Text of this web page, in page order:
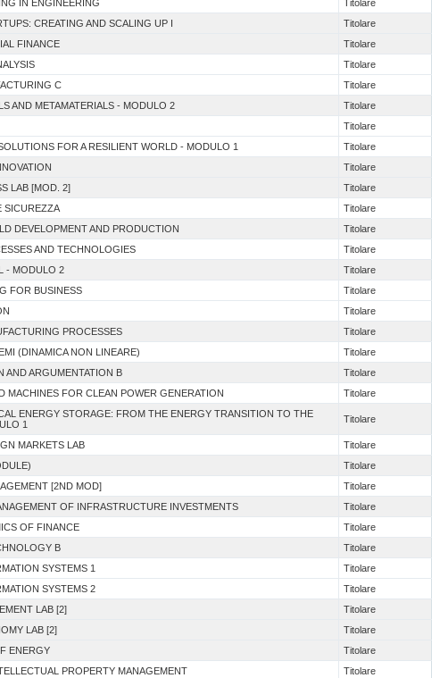
IN ENGINEERING Titolare
CREATING AND SCALING UP I
Titolare
FINANCE
Titolare
Titolare
C
Titolare
AND METAMATERIALS - MODULO 2 Titolare
Titolare
FOR A RESILIENT WORLD - MODULO 1
Titolare
Titolare
LAB [MOD. 2]
Titolare
SICUREZZA
Titolare
DEVELOPMENT AND PRODUCTION
Titolare
AND TECHNOLOGIES
Titolare
- MODULO 2 Titolare
FOR BUSINESS
Titolare
Titolare
PROCESSES
Titolare
(DINAMICA NON LINEARE)
Titolare
AND ARGUMENTATION B
Titolare
MACHINES FOR CLEAN POWER GENERATION Titolare
ENERGY STORAGE: FROM THE ENERGY TRANSITION TO THE
1
Titolare
MARKETS LAB
Titolare
Titolare
[2ND MOD]
Titolare
OF INFRASTRUCTURE INVESTMENTS
Titolare
OF FINANCE
Titolare
B Titolare
SYSTEMS 1
Titolare
SYSTEMS 2
Titolare
LAB [2]
Titolare
LAB [2]
Titolare
ENERGY
Titolare
PROPERTY MANAGEMENT
Titolare